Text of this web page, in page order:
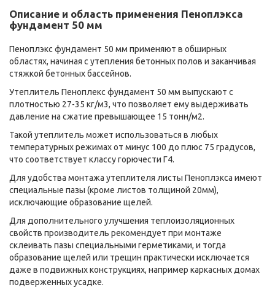
Описание и область применения Пеноплэкса
фундамент 50 мм
Пеноплэкс фундамент 50 мм применяют в обширных
областях, начиная с утепления бетонных полов и заканчивая
стяжкой бетонных бассейнов.
Утеплитель Пеноплекс фундамент 50 мм выпускают с
плотностью 27-35 кг/м3, что позволяет ему выдерживать
давление на сжатие превышающее 15 тонн/м2.
Такой утеплитель может использоваться в любых
температурных режимах от минус 100 до плюс 75 градусов,
что соответствует классу горючести Г4.
Для удобства монтажа утеплителя листы Пеноплэкса имеют
специальные пазы (кроме листов толщиной 20мм),
исключающие образование щелей.
Для дополнительного улучшения теплоизоляционных
свойств производитель рекомендует при монтаже
склеивать пазы специальными герметиками, и тогда
образование щелей или трещин практически исключается
даже в подвижных конструкциях, например каркасных домах
подверженных усадке.